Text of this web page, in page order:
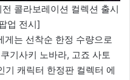
콜라보레이션 컬렉션 출시
업 전시]
게는 선착순 한정 수량으로
기사키 노바라, 고죠 사토
기 캐릭터 한정판 컬렉터 에